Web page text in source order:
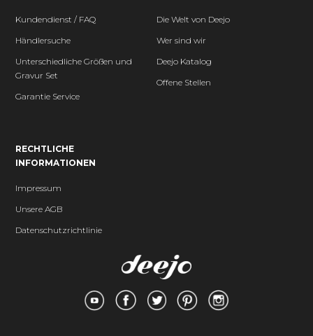
Kundendienst / FAQ
Händlersuche
Unterschiedliche Größen und
Gravur Set
Garantie Service
Die Welt von Deejo
Wer sind wir
Deejo Katalog
Offene Stellen
RECHTLICHE
INFORMATIONEN
Impressum
Unsere AGB
Datenschutzrichtlinie